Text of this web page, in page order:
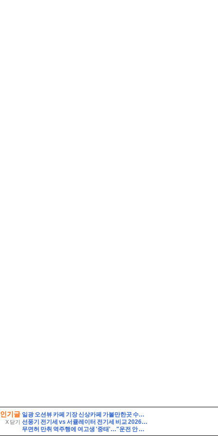
인기글
X 닫기
일광 오션뷰 카페 기장 신상카페 가볼만한곳 수목당 베이커리
선풍기 전기세 vs 서큘레이터 전기세 비교 2026하루 8시간 사용하면 누가 더 저렴할까?
무면허 만취 역주행에 여고생 '중태'…"운전 안 했다" 거짓말 뒤집은 CCTV 입수